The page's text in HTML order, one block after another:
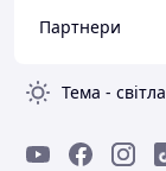
Партнери
Тема - світла